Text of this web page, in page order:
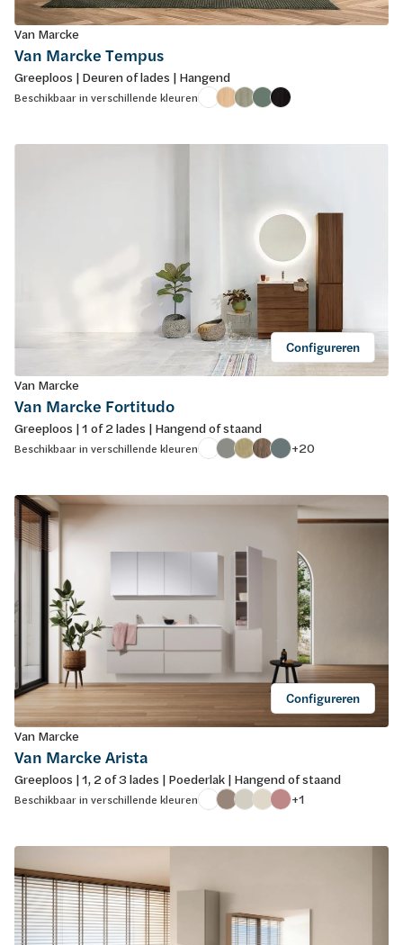
Van Marcke
Van Marcke Tempus
Greeploos | Deuren of lades | Hangend
Beschikbaar in verschillende kleuren
Configureren
Van Marcke
Van Marcke Fortitudo
Greeploos | 1 of 2 lades | Hangend of staand
Beschikbaar in verschillende kleuren +20
Configureren
Van Marcke
Van Marcke Arista
Greeploos | 1, 2 of 3 lades | Poederlak | Hangend of staand
Beschikbaar in verschillende kleuren +1